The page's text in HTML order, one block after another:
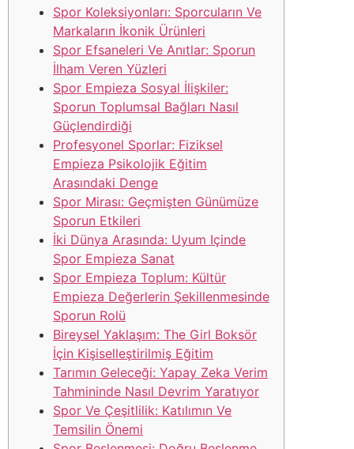
Spor Koleksiyonları: Sporcuların Ve
Markaların İkonik Ürünleri
Spor Efsaneleri Ve Anıtlar: Sporun
İlham Veren Yüzleri
Spor Empieza Sosyal İlişkiler:
Sporun Toplumsal Bağları Nasıl
Güçlendirdiği
Profesyonel Sporlar: Fiziksel
Empieza Psikolojik Eğitim
Arasındaki Denge
Spor Mirası: Geçmişten Günümüze
Sporun Etkileri
İki Dünya Arasında: Uyum Içinde
Spor Empieza Sanat
Spor Empieza Toplum: Kültür
Empieza Değerlerin Şekillenmesinde
Sporun Rolü
Bireysel Yaklaşım: The Girl Boksör
İçin Kişiselleştirilmiş Eğitim
Tarımın Geleceği: Yapay Zeka Verim
Tahmininde Nasıl Devrim Yaratıyor
Spor Ve Çeşitlilik: Katılımın Ve
Temsilin Önemi